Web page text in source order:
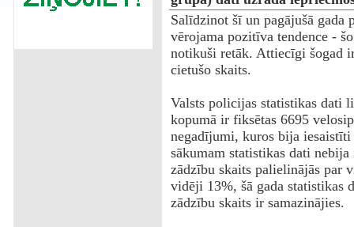
Salīdzinot šī un pagājušā gada
vērojama pozitīva tendence -
notikuši retāk. Attiecīgi šogad
cietušo skaits.
Valsts policijas statistikas dati
kopumā ir fiksētas 6695
negadījumi, kuros bija
sākumam statistikas dati
zādzību skaits palielinājās par
vidēji 13%, šā gada statistikas
zādzību skaits ir samazinājies.